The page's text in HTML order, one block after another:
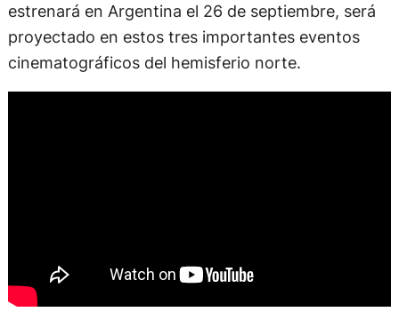
estrenará en Argentina el 26 de septiembre, será
proyectado en estos tres importantes eventos
cinematográficos del hemisferio norte.